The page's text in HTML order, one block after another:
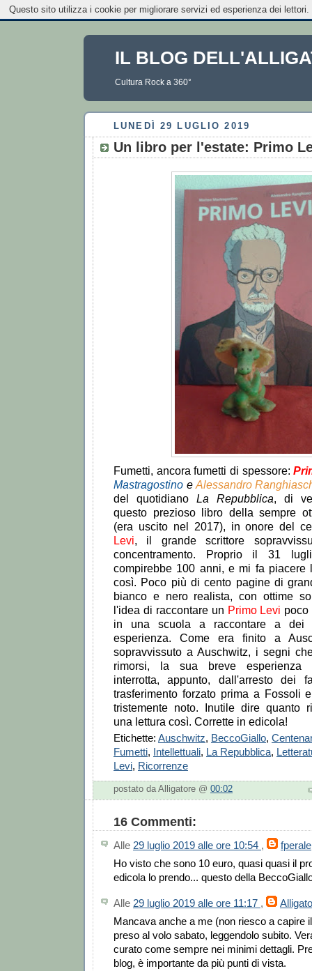
IL BLOG
Cultura Rock a 360°
LUNEDÌ 29 LUGLIO 2019
Un libro per l'estate: Primo
Fumetti, ancora fumetti di spessore:
Mastragostino e Alessandro
del quotidiano La Repubblica, di
questo prezioso libro della sempre
(era uscito nel 2017), in onore del
Levi, il grande scrittore
concentramento. Proprio il 31
compirebbe 100 anni, e mi fa piacere
così. Poco più di cento pagine di
bianco e nero realista, con ottime
l'idea di raccontare un Primo Levi poco
in una scuola a raccontare a dei
esperienza. Come era finito a
sopravvissuto a Auschwitz, i segni
rimorsi, la sua breve esperienza
interrotta, appunto, dall'arresto dei
trasferimento forzato prima a Fossoli
tristemente noto. Inutile dire quanto
una lettura così. Corrette in edicola!
Etichette: Auschwitz, BeccoGiallo,
Fumetti, Intellettuali, La Repubblica,
Levi, Ricorrenze
postato da Alligatore @ 00:02
16 Commenti:
Alle 29 luglio 2019 alle ore 10:54 , fperale
Ho visto che sono 10 euro, quasi quasi il
edicola lo prendo... questo della
Alle 29 luglio 2019 alle ore 11:17 ,
Mancava anche a me (non riesco a capire
preso al volo sabato, leggendolo subito.
curato come sempre nei minimi dettagli.
blog, è importante da più punti di vista.
Questo sito utilizza i cookie per migliorare servizi ed esperienza dei